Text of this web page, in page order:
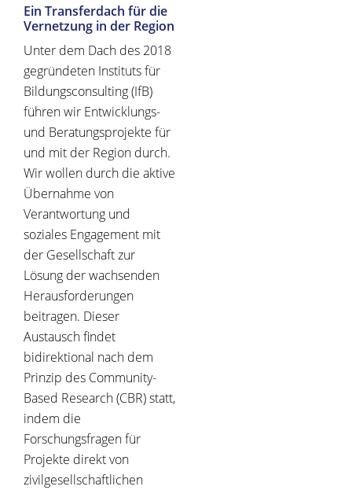
Ein Transferdach für die
Vernetzung in der Region
Unter dem Dach des 2018
gegründeten Instituts für
Bildungsconsulting (IfB)
führen wir Entwicklungs-
und Beratungsprojekte für
und mit der Region durch.
Wir wollen durch die aktive
Übernahme von
Verantwortung und
soziales Engagement mit
der Gesellschaft zur
Lösung der wachsenden
Herausforderungen
beitragen. Dieser
Austausch findet
bidirektional nach dem
Prinzip des Community-
Based Research (CBR) statt,
indem die
Forschungsfragen für
Projekte direkt von
zivilgesellschaftlichen